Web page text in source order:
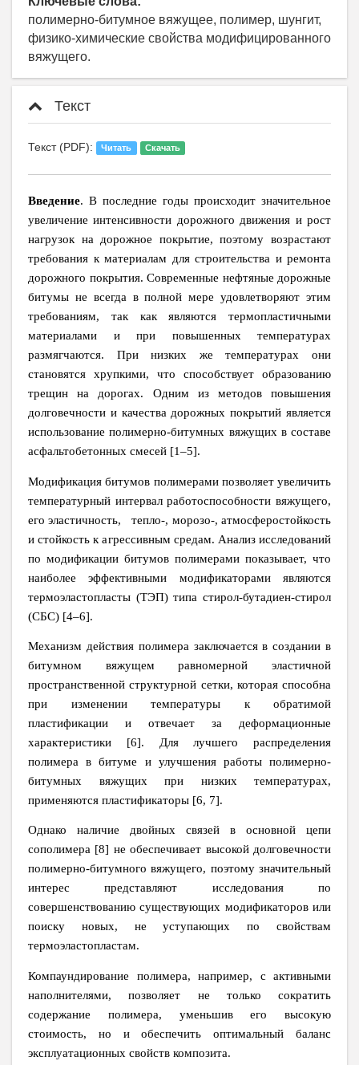
полимерно-битумное вяжущее, полимер, шунгит,
физико-химические свойства модифицированного
вяжущего.
Текст
Текст (PDF): Читать Скачать
Введение. В последние годы происходит значительное
увеличение интенсивности дорожного движения и рост
нагрузок на дорожное покрытие, поэтому возрастают
требования к материалам для строительства и ремонта
дорожного покрытия. Современные нефтяные дорожные
битумы не всегда в полной мере удовлетворяют этим
требованиям, так как являются термопластичными
материалами и при повышенных температурах
размягчаются. При низких же температурах они
становятся хрупкими, что способствует образованию
трещин на дорогах. Одним из методов повышения
долговечности и качества дорожных покрытий является
использование полимерно-битумных вяжущих в составе
асфальтобетонных смесей [1–5].
Модификация битумов полимерами позволяет увеличить
температурный интервал работоспособности вяжущего,
его эластичность, тепло-, морозо-, атмосферостойкость
и стойкость к агрессивным средам. Анализ исследований
по модификации битумов полимерами показывает, что
наиболее эффективными модификаторами являются
термоэластопласты (ТЭП) типа стирол-бутадиен-стирол
(СБС) [4–6].
Механизм действия полимера заключается в создании в
битумном вяжущем равномерной эластичной
пространственной структурной сетки, которая способна
при изменении температуры к обратимой
пластификации и отвечает за деформационные
характеристики [6]. Для лучшего распределения
полимера в битуме и улучшения работы полимерно-
битумных вяжущих при низких температурах,
применяются пластификаторы [6, 7].
Однако наличие двойных связей в основной цепи
сополимера [8] не обеспечивает высокой долговечности
полимерно-битумного вяжущего, поэтому значительный
интерес представляют исследования по
совершенствованию существующих модификаторов или
поиску новых, не уступающих по свойствам
термоэластопластам.
Компаундирование полимера, например, с активными
наполнителями, позволяет не только сократить
содержание полимера, уменьшив его высокую
стоимость, но и обеспечить оптимальный баланс
эксплуатационных свойств композита.